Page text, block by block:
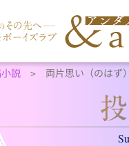
説 両片思い（のはず